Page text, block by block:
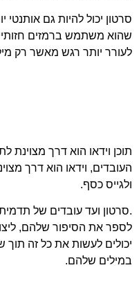
סרטון יכול להיות גם
שהוא משתמש ברמזים
לעורר יותר רגש מאשר רק
תוכן וידאו הוא דרך מצוינת
העובדים, וידאו הוא דרך
ולגייס כסף.
.סרטון ועד עובדים של
לספר את הסיפור שלהם,
יכולים לעשות את כל זה
במילים שלהם.